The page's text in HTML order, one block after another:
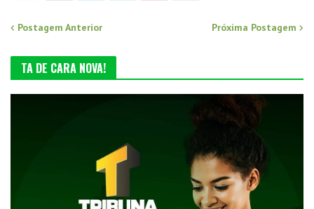
Postagem Anterior Próxima Postagem
TA DE CARA NOVA!